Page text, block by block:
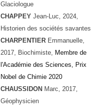
Glaciologue
CHAPPEY Jean-Luc, 2024,
Historien des sociétés savantes
CHARPENTIER Emmanuelle,
2017, Biochimiste, Membre de
l'Académie des Sciences, Prix
Nobel de Chimie 2020
CHAUSSIDON Marc, 2017,
Géophysicien